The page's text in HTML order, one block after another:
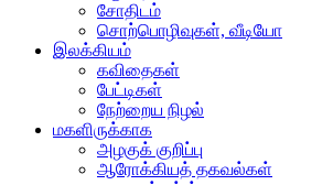
சோதிடம்
சொற்பொழிவுகள், வீடியோ
இலக்கியம்
கவிதைகள்
பேட்டிகள்
நேற்றைய நிழல்
மகளிருக்காக
அழகுக் குறிப்பு
ஆரோக்கியத் தகவல்கள்